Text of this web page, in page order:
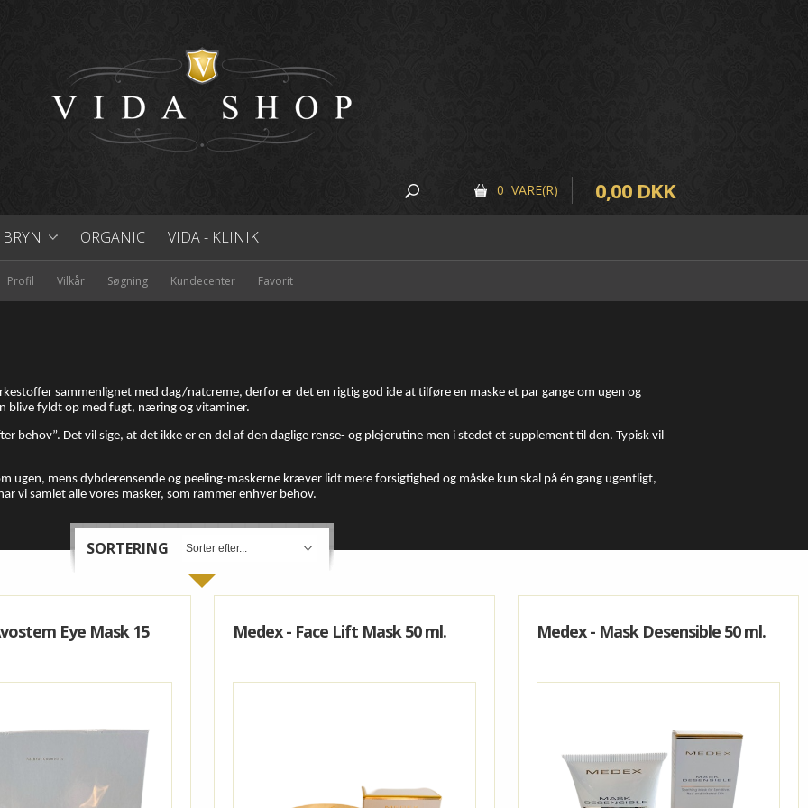
0 VARE(R) 0,00 DKK
HÅR
HUD
& UDSTRÅLING
& ENERGY
FRESH & GLOW
- PROBLEM HUD
- FUGT
- STAMCELLER
& AMPULLER
CONCEALER
-VEIL
-EYELINER
-MASCARA
LÆBEFARVE & PLEJE
FORM DINE BRYN
ORGANIC VIDA - KLINIK
Profil Vilkår Søgning Kundecenter Favorit
sammenlignet med dag/natcreme, derfor er det en rigtig god ide at tilføre en maske et par gange om ugen og
blive fyldt op med fugt, næring og vitaminer.
behov”. Det vil sige, at det ikke er en del af den daglige rense- og plejerutine men i stedet et supplement til den. Typisk vil
ugen, mens dybderensende og peeling-maskerne kræver lidt mere forsigtighed og måske kun skal på én gang ugentligt,
vi samlet alle vores masker, som rammer enhver behov.
SORTERING
Eye Mask 15
Medex - Face Lift Mask 50 ml. Medex - Mask Desensible 50 ml.